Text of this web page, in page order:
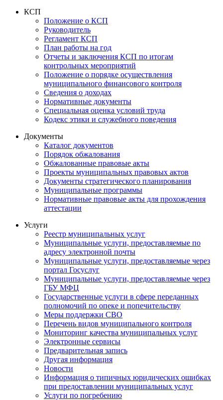
КСП
Положение о КСП
Руководитель
Регламент КСП
План работы на год
Отчеты и заключения КСП по итогам
контрольных мероприятий
Положение о порядке осуществления
муниципального финансового контроля
Сведения о доходах
Нормативные документы
Специальная оценка условий труда
Кодекс этики и служебного поведения
Документы
Каталог документов
Порядок обжалования
Обжалованные правовые акты
Проекты муниципальных правовых актов
Документы стратегического планирования
Муниципальные программы
Нормативные правовые акты для прохождения
аттестации
Услуги
Реестр муниципальных услуг
Муниципальные услуги, предоставляемые по
адресу электронной почты
Муниципальные услуги, предоставляемые через
портал Госуслуг
Муниципальные услуги, предоставляемые через
ГБУ МФЦ
Государственные услуги в сфере переданных
полномочий по опеке и попечительству
Меры поддержки СВО
Перечень видов муниципального контроля
Мониторинг качества муниципальных услуг
Электронные сервисы
Предварительная запись
Другая информация
Новости
Информация о типичных юридических ошибках
при предоставлении муниципальных услуг
Услуги по погребению